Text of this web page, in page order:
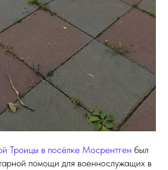
Троицы в посёлке Мосрентген был
помощи для военнослужащих в